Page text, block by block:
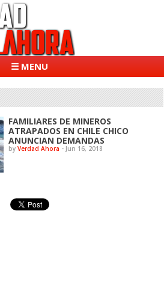
☰ MENU
FAMILIARES DE MINEROS
ATRAPADOS EN CHILE CHICO
ANUNCIAN DEMANDAS
byVerdad Ahora - Jun 16, 2018